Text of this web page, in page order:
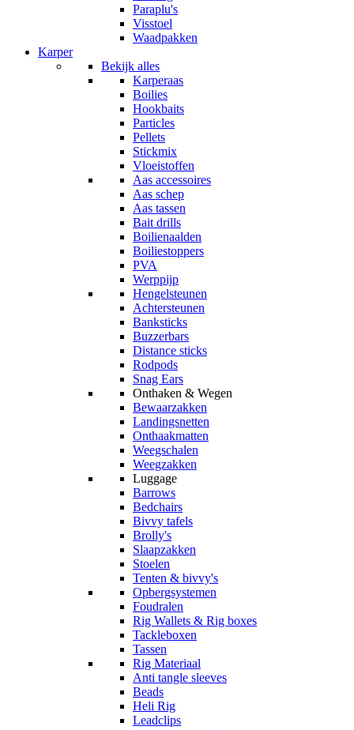
Paraplu's
Visstoel
Waadpakken
Karper
Bekijk alles
Karperaas
Boilies
Hookbaits
Particles
Pellets
Stickmix
Vloeistoffen
Aas accessoires
Aas schep
Aas tassen
Bait drills
Boilienaalden
Boiliestoppers
PVA
Werppijp
Hengelsteunen
Achtersteunen
Banksticks
Buzzerbars
Distance sticks
Rodpods
Snag Ears
Onthaken & Wegen
Bewaarzakken
Landingsnetten
Onthaakmatten
Weegschalen
Weegzakken
Luggage
Barrows
Bedchairs
Bivvy tafels
Brolly's
Slaapzakken
Stoelen
Tenten & bivvy's
Opbergsystemen
Foudralen
Rig Wallets & Rig boxes
Tackleboxen
Tassen
Rig Materiaal
Anti tangle sleeves
Beads
Heli Rig
Leadclips